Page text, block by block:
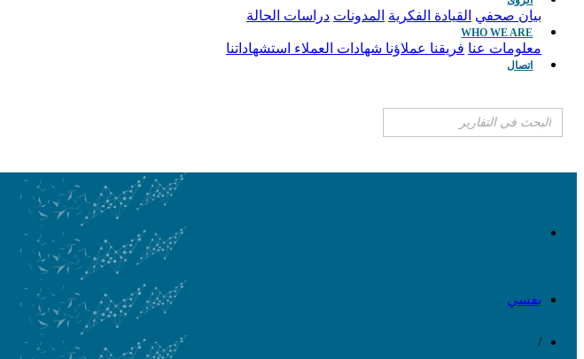
بيان صحفي القيادة الفكرية المدونات دراسات الحالة
WHO WE ARE
معلومات عنا فريقنا عملاؤنا شهادات العملاء استشهاداتنا
اتصال
بفسي
/